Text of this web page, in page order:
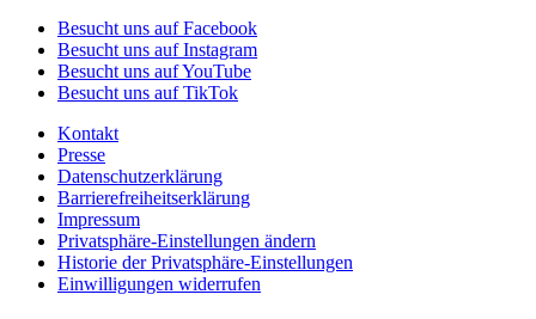
Besucht uns auf Facebook
Besucht uns auf Instagram
Besucht uns auf YouTube
Besucht uns auf TikTok
Kontakt
Presse
Datenschutz­erklärung
Barrierefreiheitserklärung
Impressum
Privatsphäre-Einstellungen ändern
Historie der Privatsphäre-Einstellungen
Einwilligungen widerrufen